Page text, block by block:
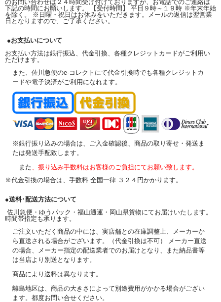
のお問い合わせは２４時間受け付けておりますが、お電話でのご連絡は
下記の時間にお願いします。 【受付時間】 平日９時～１９時 ※年末年始
を除く。 ※日曜・祝日はお休みをいただきます。メールの返信は翌営業
日となりますので、ご了承ください。
●お支払いについて
お支払い方法は銀行振込、代金引換、各種クレジットカードがご利用い
ただけます。
また、佐川急便のe-コレクトにて代金引換時でも各種クレジットカ
ードや電子決済がご利用になれます。
※銀行振り込みの場合は、ご入金確認後、商品の取り寄せ・発送ま
たは発送手配致します。
また 、振り込み手数料はお客様のご負担にてお願い致します。
※代金引換の場合は、手数料 全国一律 ３２４円かかります。
●送料･配送方法について
佐川急便・ゆうパック・福山通運・岡山県貨物にてお届けいたします。
時間帯指定も承ります。
ご注文いただく商品の中には、実店舗との在庫調整上、メーカーか
ら直送される場合がございます。（代金引換は不可） メーカー直送
の場合、メーカー指定の配送業者でのお届けとなり、また納品書等
は当店より別送となります。
商品により送料は異なります。
離島地区は、商品の大きさによって別途費用がかかる場合がござい
ます。都度お問い合せください。